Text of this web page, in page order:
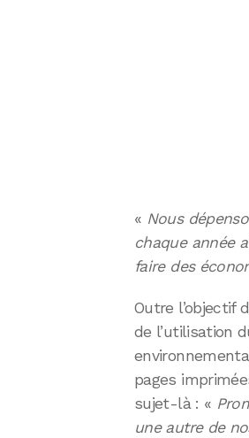
« Nous
chaque année
faire des
Outre l’objectif
de l’utilisation
pages
sujet-là : «
une autre de